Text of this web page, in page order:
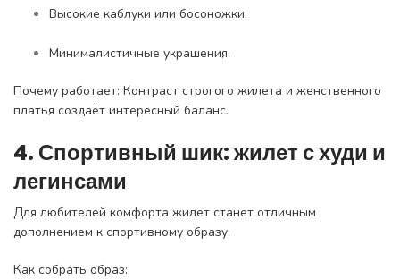
Высокие каблуки или босоножки.
Минималистичные украшения.
Почему работает: Контраст строгого жилета и женственного
платья создаёт интересный баланс.
4. Спортивный шик: жилет с худи и
легинсами
Для любителей комфорта жилет станет отличным
дополнением к спортивному образу.
Как собрать образ: